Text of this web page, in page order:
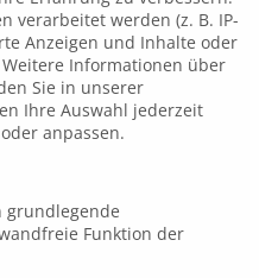
verarbeitet werden (z. B. IP-
Anzeigen und Inhalte oder
Weitere Informationen über
Sie in unserer
Ihre Auswahl jederzeit
anpassen.
grundlegende
Funktion der